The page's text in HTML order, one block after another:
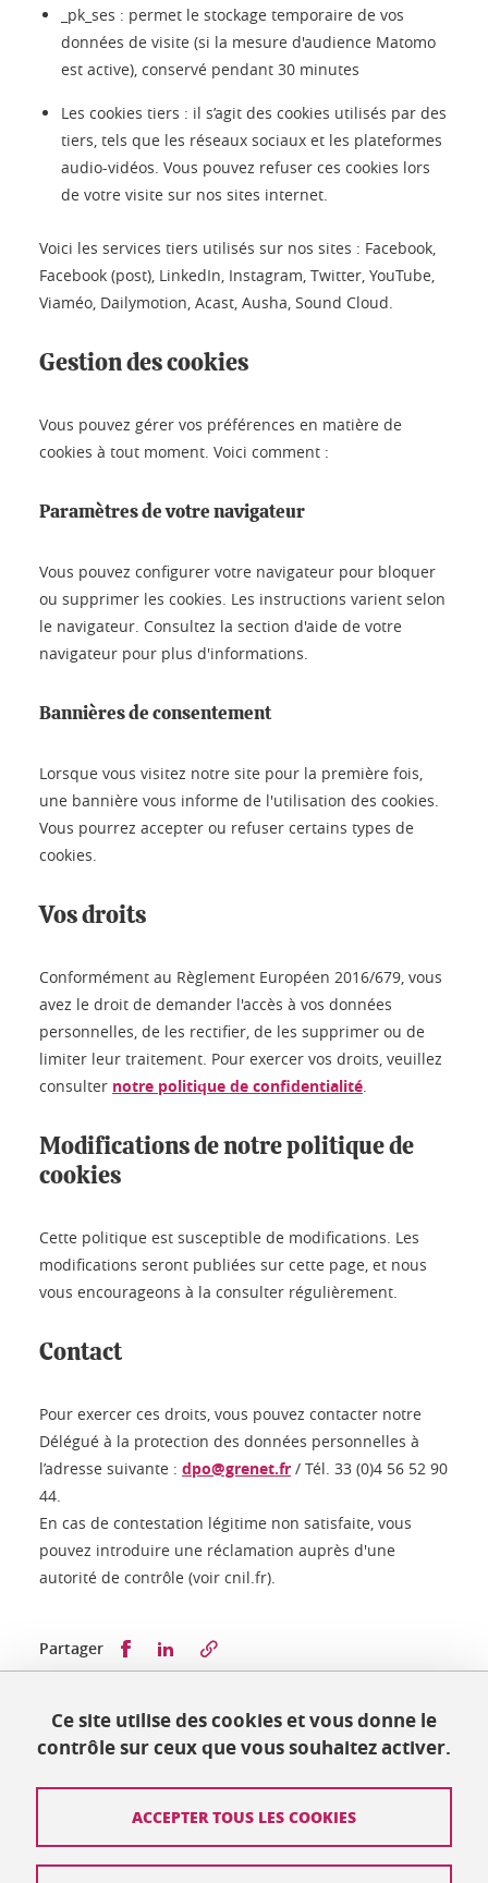
_pk_ses : permet le stockage temporaire de vos
données de visite (si la mesure d'audience Matomo
est active), conservé pendant 30 minutes
Les cookies tiers : il s’agit des cookies utilisés par des
tiers, tels que les réseaux sociaux et les plateformes
audio-vidéos. Vous pouvez refuser ces cookies lors
de votre visite sur nos sites internet.
Voici les services tiers utilisés sur nos sites : Facebook,
Facebook (post), LinkedIn, Instagram, Twitter, YouTube,
Viaméo, Dailymotion, Acast, Ausha, Sound Cloud.
Gestion des cookies
Vous pouvez gérer vos préférences en matière de
cookies à tout moment. Voici comment :
Paramètres de votre navigateur
Vous pouvez configurer votre navigateur pour bloquer
ou supprimer les cookies. Les instructions varient selon
le navigateur. Consultez la section d'aide de votre
navigateur pour plus d'informations.
Bannières de consentement
Lorsque vous visitez notre site pour la première fois,
une bannière vous informe de l'utilisation des cookies.
Vous pourrez accepter ou refuser certains types de
cookies.
Vos droits
Conformément au Règlement Européen 2016/679, vous
avez le droit de demander l'accès à vos données
personnelles, de les rectifier, de les supprimer ou de
limiter leur traitement. Pour exercer vos droits, veuillez
consulter notre politique de confidentialité.
Modifications de notre politique de
cookies
Cette politique est susceptible de modifications. Les
modifications seront publiées sur cette page, et nous
vous encourageons à la consulter régulièrement.
Contact
Pour exercer ces droits, vous pouvez contacter notre
Délégué à la protection des données personnelles à
l’adresse suivante : dpo@grenet.fr / Tél. 33 (0)4 56 52 90
44.
En cas de contestation légitime non satisfaite, vous
pouvez introduire une réclamation auprès d'une
autorité de contrôle (voir cnil.fr).
Partager Partager sur Facebook
Partager sur LinkedIn
Publié le 26 mai 2025
Mis à jour le 26 mai 2025
Contact
Ce site utilise des cookies et vous donne le
contrôle sur ceux que vous souhaitez activer.
ACCEPTER TOUS LES COOKIES